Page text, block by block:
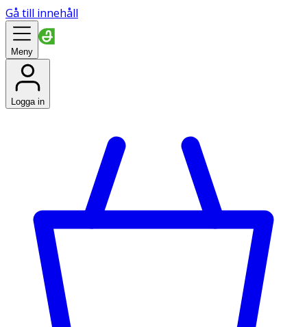
Gå till innehåll
Meny
Logga in